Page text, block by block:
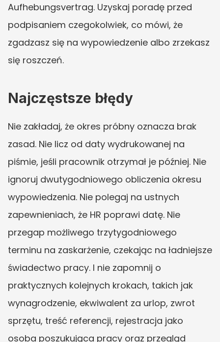
Aufhebungsvertrag. Uzyskaj poradę przed
podpisaniem czegokolwiek, co mówi, że
zgadzasz się na wypowiedzenie albo zrzekasz
się roszczeń.
Najczęstsze błędy
Nie zakładaj, że okres próbny oznacza brak
zasad. Nie licz od daty wydrukowanej na
piśmie, jeśli pracownik otrzymał je później. Nie
ignoruj dwutygodniowego obliczenia okresu
wypowiedzenia. Nie polegaj na ustnych
zapewnieniach, że HR poprawi datę. Nie
przegap możliwego trzytygodniowego
terminu na zaskarżenie, czekając na ładniejsze
świadectwo pracy. I nie zapomnij o
praktycznych kolejnych krokach, takich jak
wynagrodzenie, ekwiwalent za urlop, zwrot
sprzętu, treść referencji, rejestracja jako
osoba poszukująca pracy oraz przegląd